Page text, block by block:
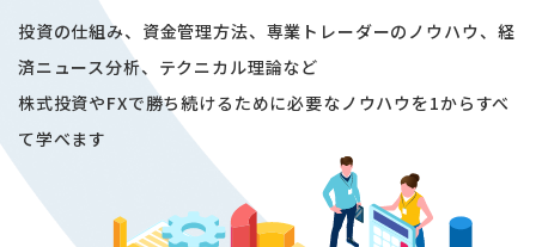
投資の仕組み、資金管理方法、専業トレーダーのノウハウ、経
済ニュース分析、テクニカル理論など
株式投資やFXで勝ち続けるために必要なノウハウを1からすべ
て学べます